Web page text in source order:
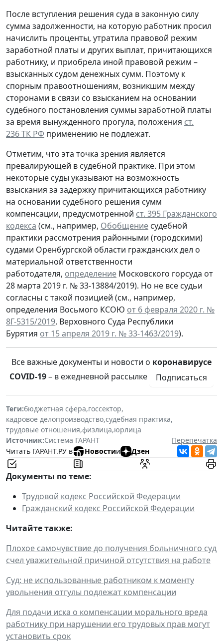
После вступления решения суда в законную силу
сумма задолженности, на которую работник просил
начислить проценты, утратила правовой режим
заработной платы и других выплат, причитающихся
работнику, и приобрела иной правовой режим –
взысканных судом денежных сумм. Поэтому к
спорным правоотношениям, возникшим между
сторонами в связи со взысканием на основании
судебного постановления суммы заработной платы
за время вынужденного прогула, положения ст.
236 ТК РФ применению не подлежат.
Отметим, что эта точка зрения является
превалирующей в судебной практике. При этом
некоторые суды указывают на возможность
взыскания за задержку причитающихся работнику
на основании судебного решения сумм
компенсации, предусмотренной ст. 395 Гражданского
кодекса (см., например, Обобщение судебной
практики рассмотрения районными (городскими)
судами Оренбургской области гражданских дел о
материальной ответственности
работодателя, определение Московского горсуда от
28 марта 2019 г. № 33-13884/2019). Но не все судьи
согласны с такой позицией (см., например,
определения Восьмого КСОЮ от 6 февраля 2020 г. №
8Г-5315/2019, Верховного Суда Республики
Бурятия от 15 апреля 2019 г. № 33-1463/2019).
Все важные документы и новости о коронавирусе
COVID-19– в ежедневной рассылке Подписаться
Теги:бюджетная сфера,госсектор,
кадровое делопроизводство,судебная практика,
трудовые отношения,физлица,юрлица
Источник:Система ГАРАНТ
Перепечатка
Читать ГАРАНТ.РУ в
Новостии Дзен
Документы по теме:
Трудовой кодекс Российской Федерации
Гражданский кодекс Российской Федерации
Читайте также:
Плохое самочувствие до получения больничного суд
счел уважительной причиной отсутствия на работе
Суд: не использованные работником к моменту
увольнения отгулы подлежат компенсации
Для подачи иска о компенсации морального вреда
работнику при нарушении его трудовых прав могут
установить срок